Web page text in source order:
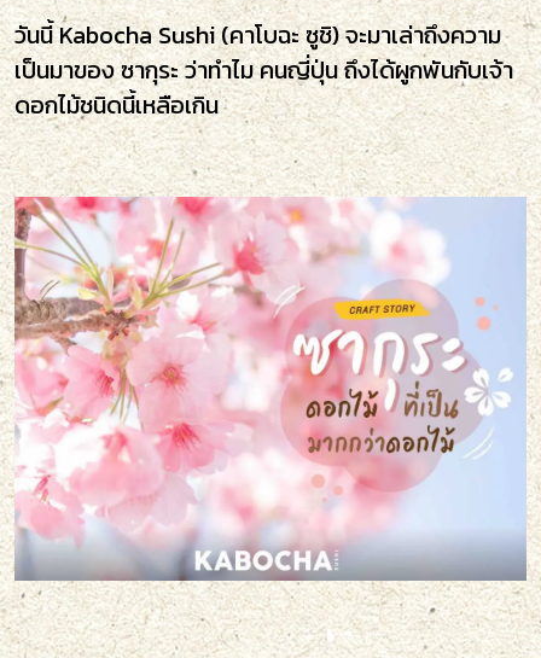
วันนี้ Kabocha Sushi (คาโบฉะ ซูชิ) จะมาเล่าถึงความ
เป็นมาของ ซากุระ ว่าทำไม คนญี่ปุ่น ถึงได้ผูกพันกับเจ้า
ดอกไม้ชนิดนี้เหลือเกิน